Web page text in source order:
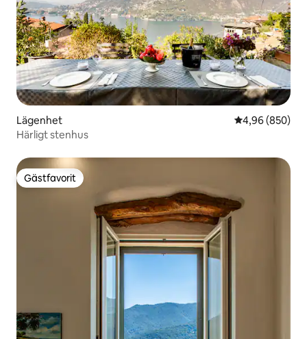
Lägenhet 4,96 av 5 i
4,96 (850)
Härligt stenhus
Gästfavorit
Gästfavorit